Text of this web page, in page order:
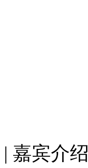
| 嘉宾介绍